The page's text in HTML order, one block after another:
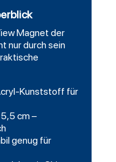
Magnet der
nur durch sein
Kunststoff für
cm –
genug für